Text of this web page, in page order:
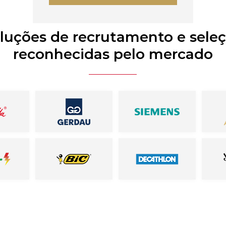
de recrutamento e
reconhecidas pelo mercado